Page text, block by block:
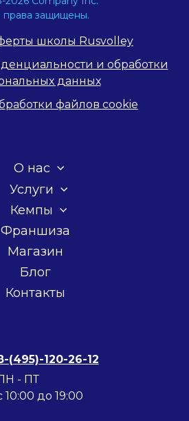
права защищены.
школы Rusvolley
и обработки
данных
файлов cookie
О нас
Услуги
Кемпы
Франшиза
Магазин
Блог
Контакты
(495)-120-26-12
- ПТ
10:00 до 19:00